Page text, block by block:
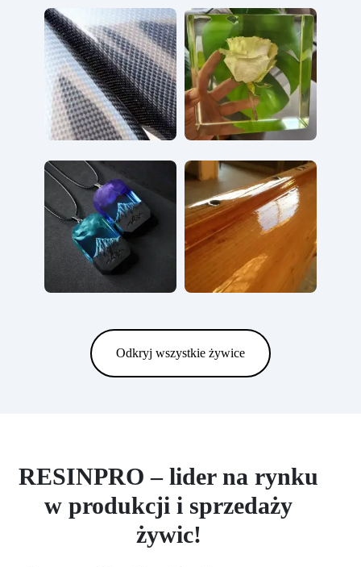
Odkryj wszystkie żywice
RESINPRO – lider na rynku
w produkcji i sprzedaży
żywic!